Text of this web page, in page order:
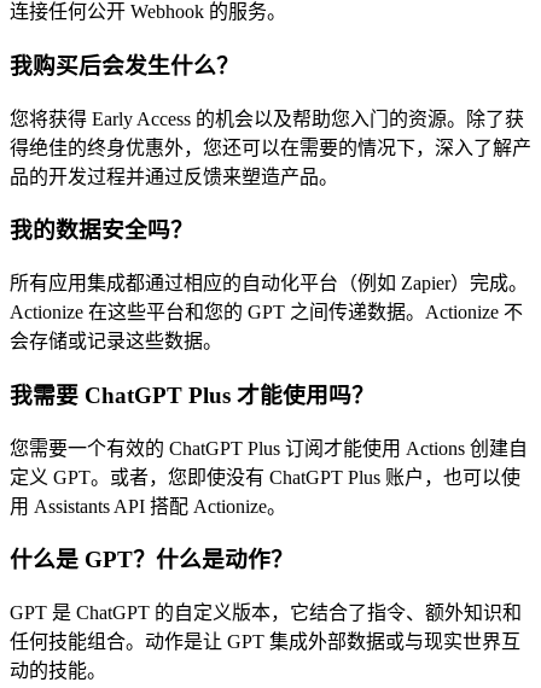
连接任何公开 Webhook 的服务。
我购买后会发生什么？
您将获得 Early Access 的机会以及帮助您入门的资源。除了获
得绝佳的终身优惠外，您还可以在需要的情况下，深入了解产
品的开发过程并通过反馈来塑造产品。
我的数据安全吗？
所有应用集成都通过相应的自动化平台（例如 Zapier）完成。
Actionize 在这些平台和您的 GPT 之间传递数据。Actionize 不
会存储或记录这些数据。
我需要 ChatGPT Plus 才能使用吗？
您需要一个有效的 ChatGPT Plus 订阅才能使用 Actions 创建自
定义 GPT。或者，您即使没有 ChatGPT Plus 账户，也可以使
用 Assistants API 搭配 Actionize。
什么是 GPT？什么是动作？
GPT 是 ChatGPT 的自定义版本，它结合了指令、额外知识和
任何技能组合。动作是让 GPT 集成外部数据或与现实世界互
动的技能。